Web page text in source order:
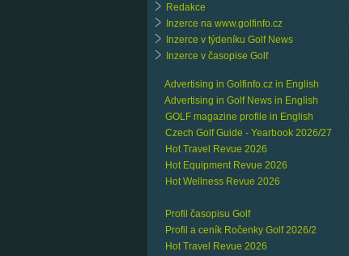
Redakce
Inzerce na www.golfinfo.cz
Inzerce v týdeníku Golf News
Inzerce v časopise Golf
Advertising in Golfinfo.cz in English
Advertising in Golf News in English
GOLF magazine profile in English
Czech Golf Guide - Yearbook 2026/27
Hot Travel Revue 2026
Hot Equipment Revue 2026
Hot Wellness Revue 2026
Profil časopisu Golf
Profil a ceník Ročenky Golf 2026/2
Hot Travel Revue 2026